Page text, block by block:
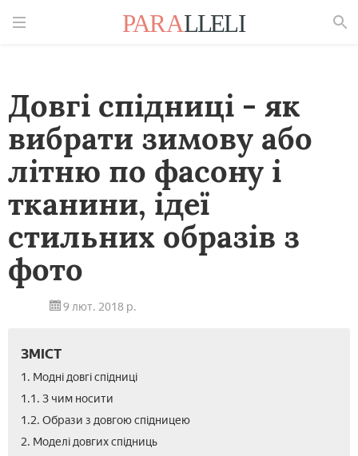
Довгі спідниці - як
вибрати зимову або
літню по фасону і
тканини, ідеї
стильних образів з
фото
9 лют. 2018 р.
ЗМІСТ
1. Модні довгі спідниці
1.1. З чим носити
1.2. Образи з довгою спідницею
2. Моделі довгих спідниць